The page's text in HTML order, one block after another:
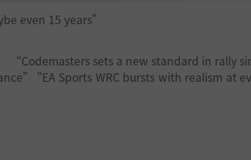
even 15 years”
sets a new standard in rally
"EA Sports WRC bursts with realism at